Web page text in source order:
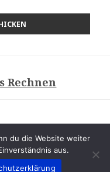
Rechnen
byWordPress
du die Website weiter
aus.